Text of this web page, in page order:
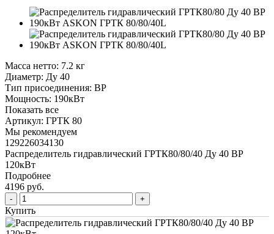
Масса нетто: 7.2 кг
Диаметр: Ду 40
Тип присоединения: ВР
Мощность: 190кВт
Показать все
Артикул: ГРТК 80
Мы рекомендуем
129226034130
Распределитель гидравлический ГРТК80/80/40 Ду 40 ВР
120кВт
Подробнее
4196 руб.
Купить